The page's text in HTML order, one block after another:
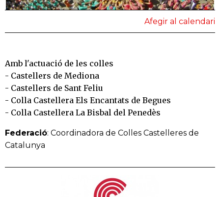
Afegir al calendari
Amb l'actuació de les colles
- Castellers de Mediona
- Castellers de Sant Feliu
- Colla Castellera Els Encantats de Begues
- Colla Castellera La Bisbal del Penedès
Federació: Coordinadora de Colles Castelleres de
Catalunya